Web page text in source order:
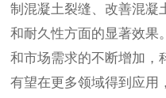
制混凝土裂缝、改善混凝
和耐久性方面的显著效果
和市场需求的不断增加，
有望在更多领域得到应用